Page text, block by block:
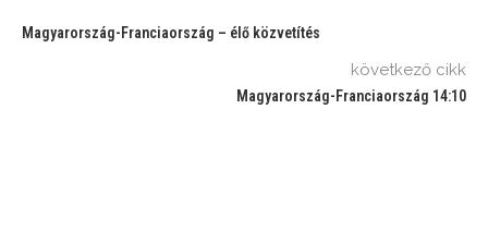
Magyarország-Franciaország – élő közvetítés
következő cikk
Magyarország-Franciaország 14:10